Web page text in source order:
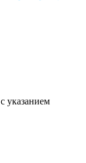
указанием